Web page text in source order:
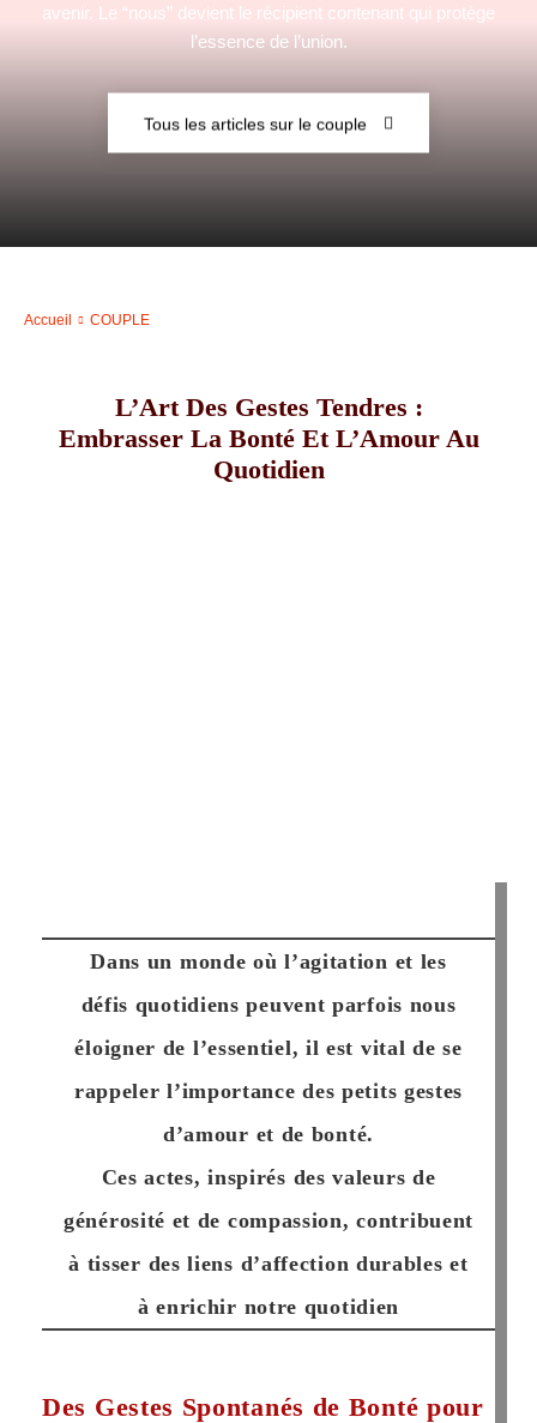
–
avenir. Le “nous” devient le récipient contenant qui protège
l’essence de l’union.
Tous les articles sur le couple
Accueil COUPLE
L’Art Des Gestes Tendres :
Embrasser La Bonté Et L’Amour Au
Quotidien
Dans un monde où l’agitation et les
défis quotidiens peuvent parfois nous
éloigner de l’essentiel, il est vital de se
rappelerl’importance des petits gestes
d’amour et de bonté.
Ces actes, inspirés des valeurs de
générosité et de compassion, contribuent
à tisser des liens d’affection durables et
à enrichir notre quotidien
Des Gestes Spontanés de Bonté pour